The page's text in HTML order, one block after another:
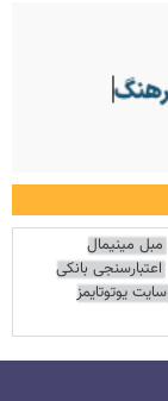
مبل مینیمال
اعتبارسنجی بانکی
سایت یوتوتایمز